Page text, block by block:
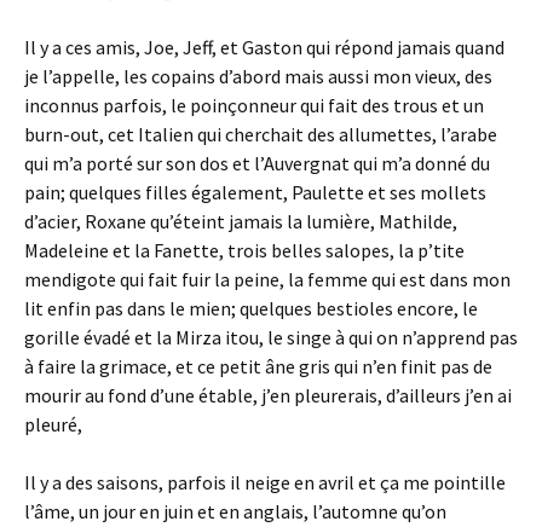
Il y a ces amis, Joe, Jeff, et Gaston qui répond jamais quand
je l’appelle, les copains d’abord mais aussi mon vieux, des
inconnus parfois, le poinçonneur qui fait des trous et un
burn-out, cet Italien qui cherchait des allumettes, l’arabe
qui m’a porté sur son dos et l’Auvergnat qui m’a donné du
pain; quelques filles également, Paulette et ses mollets
d’acier, Roxane qu’éteint jamais la lumière, Mathilde,
Madeleine et la Fanette, trois belles salopes, la p’tite
mendigote qui fait fuir la peine, la femme qui est dans mon
lit enfin pas dans le mien; quelques bestioles encore, le
gorille évadé et la Mirza itou, le singe à qui on n’apprend pas
à faire la grimace, et ce petit âne gris qui n’en finit pas de
mourir au fond d’une étable, j’en pleurerais, d’ailleurs j’en ai
pleuré,
Il y a des saisons, parfois il neige en avril et ça me pointille
l’âme, un jour en juin et en anglais, l’automne qu’on